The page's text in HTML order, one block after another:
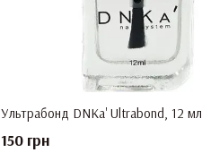
Ультрабонд DNKa' Ultrabond, 12 мл
150 грн